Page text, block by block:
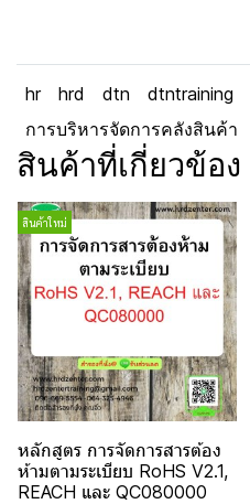
hr hrd dtn dtntraining
การบริหารจัดการคลังสินค้า
สินค้าที่เกี่ยวข้อง
สินค้าใหม่
หลักสูตร การจัดการสารต้อง
ห้ามตามระเบียบ RoHS V2.1,
REACH และ QC080000